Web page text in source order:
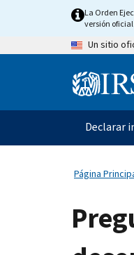
content
La Orden
versión
Un sitio
Declarar
Página